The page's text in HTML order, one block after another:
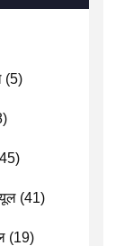
(5)
(41)
(19)